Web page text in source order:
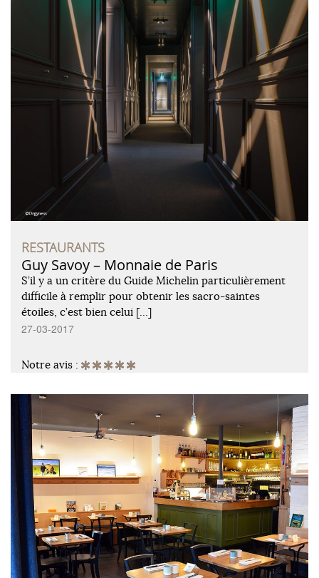
RESTAURANTS
Guy Savoy – Monnaie de Paris
S’il y a un critère du Guide Michelin particulièrement
difficile à remplir pour obtenir les sacro-saintes
étoiles, c’est bien celui […]
27-03-2017
Notre avis :